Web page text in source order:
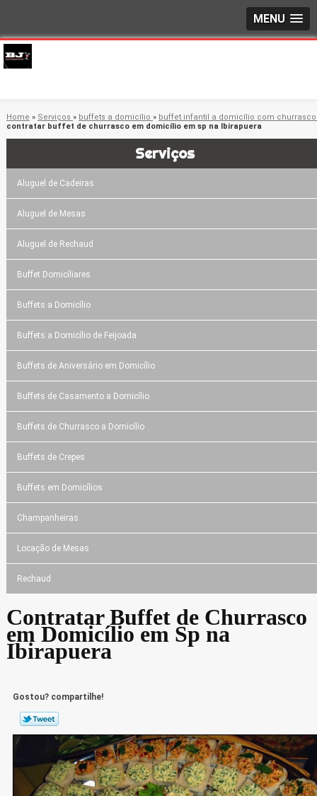
MENU
Home » Serviços » buffets a domicílio » buffet infantil a domicílio com
contratar buffet de churrasco em domicílio em sp na Ibirapuera
Serviços
Aluguel de Cadeiras
Aluguel de Mesas
Aluguel de Rechaud
Buffet Domicíliares
Buffets a Domicílio
Buffets a Domicílio de Feijoada
Buffets de Aniversário em Domicílio
Buffets de Casamento a Domicílio
Buffets de Churrasco a Domicílio
Buffets de Crepes
Buffets em Domicílios
Champanheiras
Locação de Mesas
Rechaud
Contratar Buffet de Churrasco
em Domicílio em Sp na
Ibirapuera
Gostou? compartilhe!